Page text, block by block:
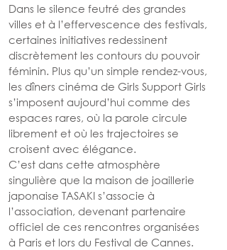
Dans le silence feutré des grandes
villes et à l’effervescence des festivals,
certaines initiatives redessinent
discrètement les contours du pouvoir
féminin. Plus qu’un simple rendez-vous,
les dîners cinéma de Girls Support Girls
s’imposent aujourd’hui comme des
espaces rares, où la parole circule
librement et où les trajectoires se
croisent avec élégance.
C’est dans cette atmosphère
singulière que la maison de joaillerie
japonaise TASAKI s’associe à
l’association, devenant partenaire
officiel de ces rencontres organisées
à Paris et lors du Festival de Cannes.